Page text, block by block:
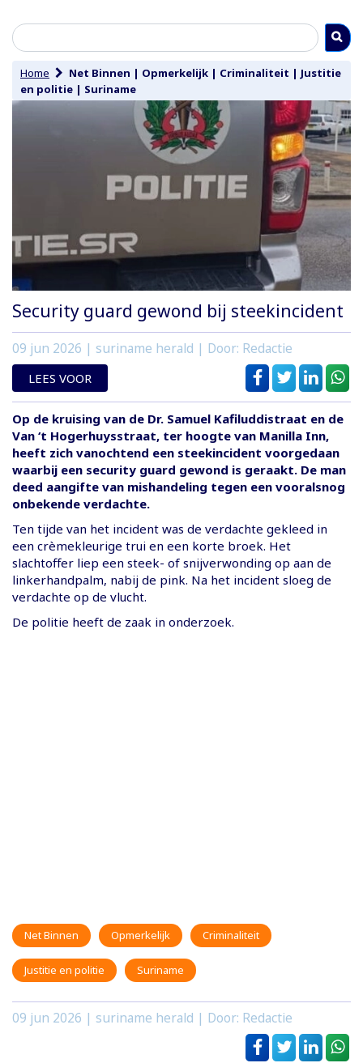
Home Net Binnen | Opmerkelijk | Criminaliteit | Justitie
en politie | Suriname
Security guard gewond bij steekincident
09 jun 2026 | suriname herald | Door: Redactie
LEES VOOR
Op de kruising van de Dr. Samuel Kafiluddistraat en de
Van ‘t Hogerhuysstraat, ter hoogte van Manilla Inn,
heeft zich vanochtend een steekincident voorgedaan
waarbij een security guard gewond is geraakt. De man
deed aangifte van mishandeling tegen een vooralsnog
onbekende verdachte.
Ten tijde van het incident was de verdachte gekleed in
een crèmekleurige trui en een korte broek. Het
slachtoffer liep een steek- of snijverwonding op aan de
linkerhandpalm, nabij de pink. Na het incident sloeg de
verdachte op de vlucht.
De politie heeft de zaak in onderzoek.
Net Binnen Opmerkelijk Criminaliteit
Justitie en politie Suriname
09 jun 2026 | suriname herald | Door: Redactie